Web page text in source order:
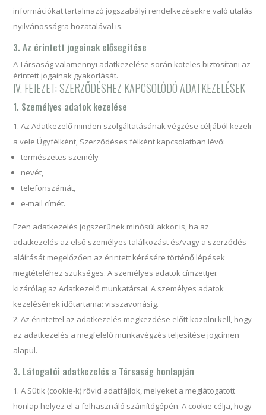
információkat tartalmazó jogszabályi rendelkezésekre való utalás
nyilvánosságra hozatalával is.
3. Az érintett jogainak elősegítése
A Társaság valamennyi adatkezelése során köteles biztosítani az
érintett jogainak gyakorlását.
IV. FEJEZET: SZERZŐDÉSHEZ KAPCSOLÓDÓ ADATKEZELÉSEK
1. Személyes adatok kezelése
Az Adatkezelő minden szolgáltatásának végzése céljából kezeli
a vele Ügyfélként, Szerződéses félként kapcsolatban lévő:
természetes személy
nevét,
telefonszámát,
e-mail címét.
Ezen adatkezelés jogszerűnek minősül akkor is, ha az
adatkezelés az első személyes találkozást és/vagy a szerződés
aláírását megelőzően az érintett kérésére történő lépések
megtételéhez szükséges. A személyes adatok címzettjei:
kizárólag az Adatkezelő munkatársai. A személyes adatok
kezelésének időtartama: visszavonásig.
Az érintettel az adatkezelés megkezdése előtt közölni kell, hogy
az adatkezelés a megfelelő munkavégzés teljesítése jogcímen
alapul.
3. Látogatói adatkezelés a Társaság honlapján
A Sütik (cookie-k) rövid adatfájlok, melyeket a meglátogatott
honlap helyez el a felhasználó számítógépén. A cookie célja, hogy